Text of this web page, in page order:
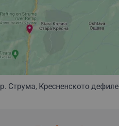
р. Струма, Кресненското дефиле